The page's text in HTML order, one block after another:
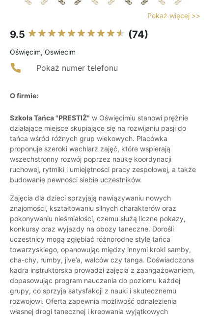
Pokaż więcej >>
9.5 (74)
Oświęcim, Oswiecim
Pokaż numer telefonu
O firmie:
Szkoła Tańca "PRESTIŻ" w Oświęcimiu stanowi prężnie
działające miejsce skupiające się na rozwijaniu pasji do
tańca wśród różnych grup wiekowych. Placówka
proponuje szeroki wachlarz zajęć, które wspierają
wszechstronny rozwój poprzez naukę koordynacji
ruchowej, rytmiki i umiejętności pracy zespołowej, a także
budowanie pewności siebie uczestników.
Zajęcia dla dzieci sprzyjają nawiązywaniu nowych
znajomości, kształtowaniu silnych charakterów oraz
pokonywaniu nieśmiałości, czemu służą liczne pokazy,
konkursy oraz wyjazdy na obozy taneczne. Dorośli
uczestnicy mogą zgłębiać różnorodne style tańca
towarzyskiego, opanowując między innymi kroki samby,
cha-chy, rumby, jive’a, walców czy tanga. Doświadczona
kadra instruktorska prowadzi zajęcia z zaangażowaniem,
dopasowując program nauczania do poziomu każdej
grupy, co sprzyja satysfakcji z nauki i skutecznemu
rozwojowi. Oferta zapewnia możliwość odnalezienia
własnej drogi tanecznej i kreowania wyjątkowych